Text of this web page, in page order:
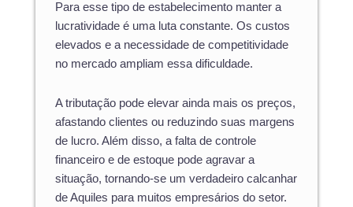
Para esse tipo de estabelecimento manter a
lucratividade é uma luta constante. Os custos
elevados e a necessidade de competitividade
no mercado ampliam essa dificuldade.
A tributação pode elevar ainda mais os preços,
afastando clientes ou reduzindo suas margens
de lucro. Além disso, a falta de controle
financeiro e de estoque pode agravar a
situação, tornando-se um verdadeiro calcanhar
de Aquiles para muitos empresários do setor.